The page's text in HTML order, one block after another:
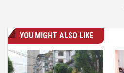
YOU MIGHT ALSO LIKE